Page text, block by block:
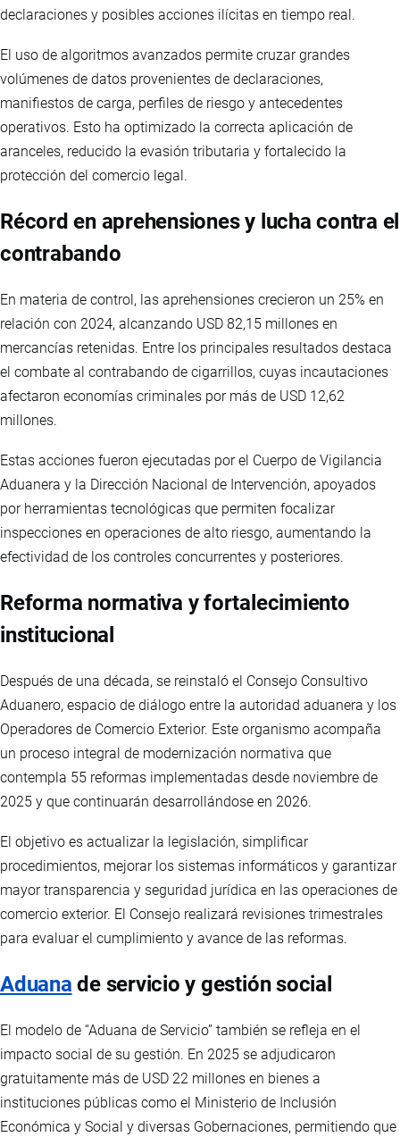
declaraciones y posibles acciones ilícitas en tiempo real.
El uso de algoritmos avanzados permite cruzar grandes
volúmenes de datos provenientes de declaraciones,
manifiestos de carga, perfiles de riesgo y antecedentes
operativos. Esto ha optimizado la correcta aplicación de
aranceles, reducido la evasión tributaria y fortalecido la
protección del comercio legal.
Récord en aprehensiones y lucha contra el
contrabando
En materia de control, las aprehensiones crecieron un 25% en
relación con 2024, alcanzando USD 82,15 millones en
mercancías retenidas. Entre los principales resultados destaca
el combate al contrabando de cigarrillos, cuyas incautaciones
afectaron economías criminales por más de USD 12,62
millones.
Estas acciones fueron ejecutadas por el Cuerpo de Vigilancia
Aduanera y la Dirección Nacional de Intervención, apoyados
por herramientas tecnológicas que permiten focalizar
inspecciones en operaciones de alto riesgo, aumentando la
efectividad de los controles concurrentes y posteriores.
Reforma normativa y fortalecimiento
institucional
Después de una década, se reinstaló el Consejo Consultivo
Aduanero, espacio de diálogo entre la autoridad aduanera y los
Operadores de Comercio Exterior. Este organismo acompaña
un proceso integral de modernización normativa que
contempla 55 reformas implementadas desde noviembre de
2025 y que continuarán desarrollándose en 2026.
El objetivo es actualizar la legislación, simplificar
procedimientos, mejorar los sistemas informáticos y garantizar
mayor transparencia y seguridad jurídica en las operaciones de
comercio exterior. El Consejo realizará revisiones trimestrales
para evaluar el cumplimiento y avance de las reformas.
Aduana de servicio y gestión social
El modelo de “Aduana de Servicio” también se refleja en el
impacto social de su gestión. En 2025 se adjudicaron
gratuitamente más de USD 22 millones en bienes a
instituciones públicas como el Ministerio de Inclusión
Económica y Social y diversas Gobernaciones, permitiendo que